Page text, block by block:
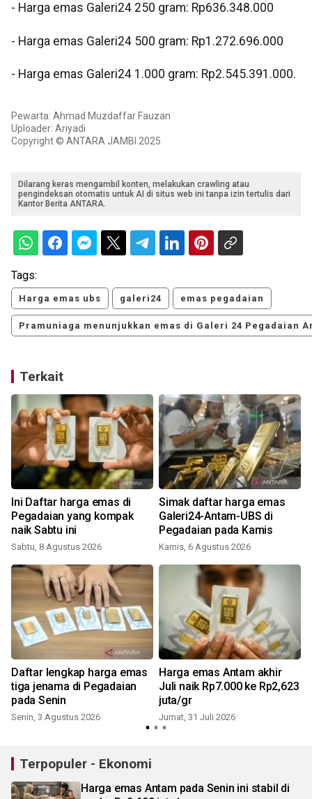
‎- Harga emas Galeri24 250 gram: Rp636.348.000
‎- Harga emas Galeri24 500 gram: Rp1.272.696.000
‎- Harga emas Galeri24 1.000 gram: Rp2.545.391.000.
Pewarta: Ahmad Muzdaffar Fauzan
Uploader: Ariyadi
Copyright © ANTARA JAMBI 2025
Dilarang keras mengambil konten, melakukan crawling atau
pengindeksan otomatis untuk AI di situs web ini tanpa izin tertulis dari
Kantor Berita ANTARA.
Tags:
Harga emas ubs galeri24 emas pegadaian
Pramuniaga menunjukkan emas di Galeri 24 Pegadaian
Terkait
Ini Daftar harga emas di
Pegadaian yang kompak
naik Sabtu ini
Sabtu, 8 Agustus 2026
Simak daftar harga emas
Galeri24-Antam-UBS di
Pegadaian pada Kamis
Kamis, 6 Agustus 2026
Daftar lengkap harga emas
tiga jenama di Pegadaian
pada Senin
Senin, 3 Agustus 2026
Harga emas Antam akhir
Juli naik Rp7.000 ke Rp2,623
juta/gr
Jumat, 31 Juli 2026
Terpopuler - Ekonomi
Harga emas Antam pada Senin ini stabil di